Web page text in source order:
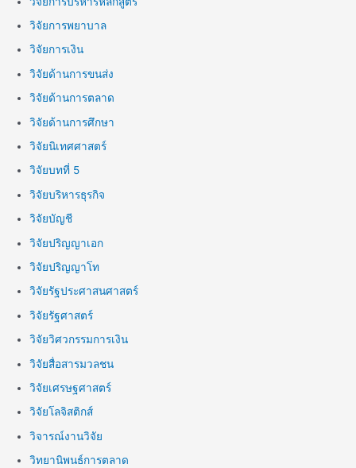
วิจัยการพยาบาล
วิจัยการเงิน
วิจัยด้านการขนส่ง
วิจัยด้านการตลาด
วิจัยด้านการศึกษา
วิจัยนิเทศศาสตร์
วิจัยบทที่ 5
วิจัยบริหารธุรกิจ
วิจัยบัญชี
วิจัยปริญญาเอก
วิจัยปริญญาโท
วิจัยรัฐประศาสนศาสตร์
วิจัยรัฐศาสตร์
วิจัยวิศวกรรมการเงิน
วิจัยสื่อสารมวลชน
วิจัยเศรษฐศาสตร์
วิจัยโลจิสติกส์
วิจารณ์งานวิจัย
วิทยานิพนธ์การตลาด